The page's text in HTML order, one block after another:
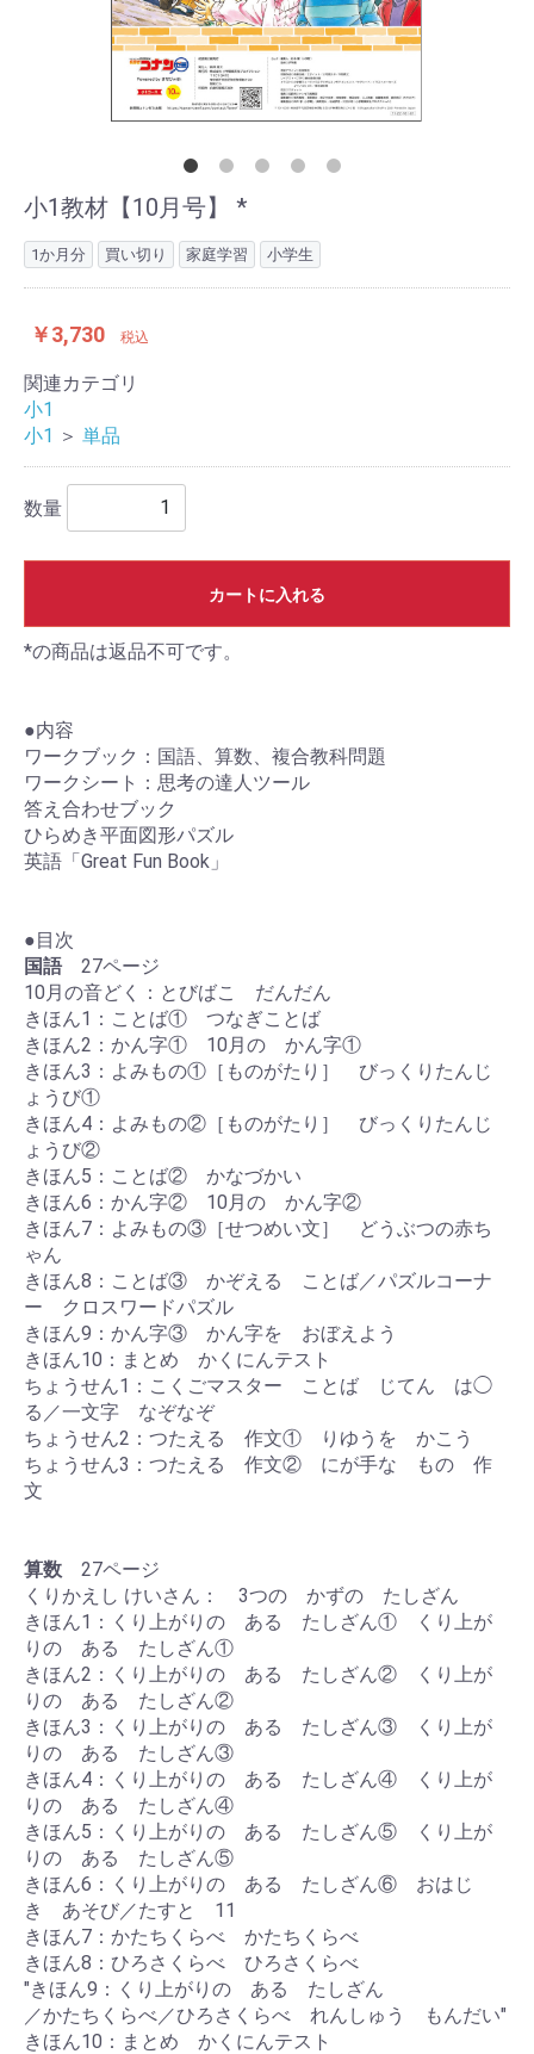
小1教材【10月号】 *
1か月分 買い切り 家庭学習 小学生
￥3,730 税込
関連カテゴリ
小1
小1 ＞ 単品
数量
カートに入れる
*の商品は返品不可です。
●内容
ワークブック：国語、算数、複合教科問題
ワークシート：思考の達人ツール
答え合わせブック
ひらめき平面図形パズル
英語「Great Fun Book」
●目次
国語27ページ
10月の音どく：とびばこ だんだん
きほん1：ことば① つなぎことば
きほん2：かん字① 10月の かん字①
きほん3：よみもの①［ものがたり］ びっくりたんじ
ょうび①
きほん4：よみもの②［ものがたり］ びっくりたんじ
ょうび②
きほん5：ことば② かなづかい
きほん6：かん字② 10月の かん字②
きほん7：よみもの③［せつめい文］ どうぶつの赤ち
ゃん
きほん8：ことば③ かぞえる ことば／パズルコーナ
ー クロスワードパズル
きほん9：かん字③ かん字を おぼえよう
きほん10：まとめ かくにんテスト
ちょうせん1：こくごマスター ことば じてん は◯
る／一文字 なぞなぞ
ちょうせん2：つたえる 作文① りゆうを かこう
ちょうせん3：つたえる 作文② にが手な もの 作
文
算数 27ページ
くりかえし けいさん： 3つの かずの たしざん
きほん1：くり上がりの ある たしざん① くり上が
りの ある たしざん①
きほん2：くり上がりの ある たしざん② くり上が
りの ある たしざん②
きほん3：くり上がりの ある たしざん③ くり上が
りの ある たしざん③
きほん4：くり上がりの ある たしざん④ くり上が
りの ある たしざん④
きほん5：くり上がりの ある たしざん⑤ くり上が
りの ある たしざん⑤
きほん6：くり上がりの ある たしざん⑥ おはじ
き あそび／たすと 11
きほん7：かたちくらべ かたちくらべ
きほん8：ひろさくらべ ひろさくらべ
"きほん9：くり上がりの ある たしざん
／かたちくらべ／ひろさくらべ れんしゅう もんだい"
きほん10：まとめ かくにんテスト